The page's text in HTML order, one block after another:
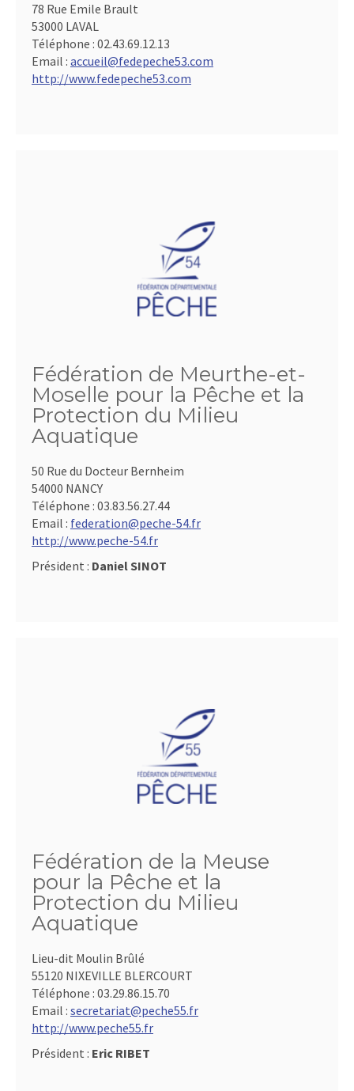
78 Rue Emile Brault
53000 LAVAL
Téléphone : 02.43.69.12.13
Email : accueil@fedepeche53.com
http://www.fedepeche53.com
Fédération de Meurthe-et-
Moselle pour la Pêche et la
Protection du Milieu
Aquatique
50 Rue du Docteur Bernheim
54000 NANCY
Téléphone : 03.83.56.27.44
Email : federation@peche-54.fr
http://www.peche-54.fr
Président : Daniel SINOT
Fédération de la Meuse
pour la Pêche et la
Protection du Milieu
Aquatique
Lieu-dit Moulin Brûlé
55120 NIXEVILLE BLERCOURT
Téléphone : 03.29.86.15.70
Email : secretariat@peche55.fr
http://www.peche55.fr
Président : Eric RIBET